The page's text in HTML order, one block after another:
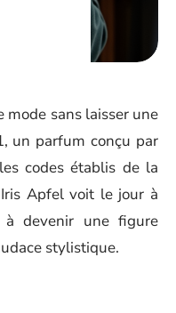
mode sans laisser une
un parfum conçu par
codes établis de la
Apfel voit le jour à
à devenir une figure
stylistique.